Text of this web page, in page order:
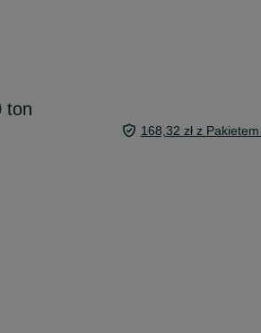
ton
168,32 zł z